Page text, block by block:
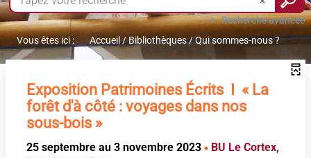
Recherche avancée
Vous êtes ici :
Accueil /Bibliothèques/Qui sommes-nous ?
Exposition Patrimoines Écrits I « La
forêt d'à côté : voyages dans nos
sous-bois »
25 septembre au 3 novembre 2023
BU Le Cortex,